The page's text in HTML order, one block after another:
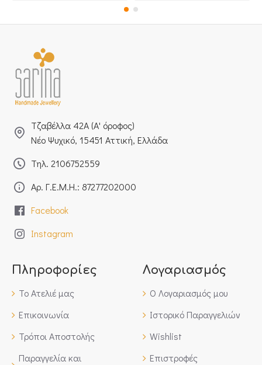
Τζαβέλλα 42Α (Α' όροφος)
Νέο Ψυχικό, 15451 Αττική, Ελλάδα
Τηλ. 2106752559
Αρ. Γ.Ε.Μ.Η.: 87277202000
Facebook
Instagram
Πληροφορίες
Το Ατελιέ μας
Επικοινωνία
Τρόποι Αποστολής
Παραγγελία και
Λογαριασμός
Ο Λογαριασμός μου
Ιστορικό Παραγγελιών
Wishlist
Επιστροφές